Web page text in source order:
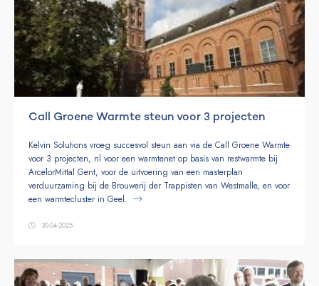
Call Groene Warmte steun voor 3 projecten
Kelvin Solutions vroeg succesvol steun aan via de Call Groene Warmte
voor 3 projecten, nl voor een warmtenet op basis van restwarmte bij
ArcelorMittal Gent, voor de uitvoering van een masterplan
verduurzaming bij de Brouwerij der Trappisten van Westmalle, en voor
een warmtecluster in Geel.
30-04-2025